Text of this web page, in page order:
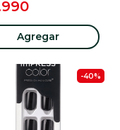
Agregar
-40%